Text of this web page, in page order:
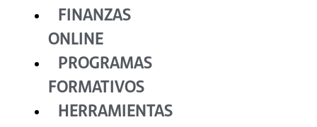
FINANZAS
ONLINE
PROGRAMAS
FORMATIVOS
HERRAMIENTAS